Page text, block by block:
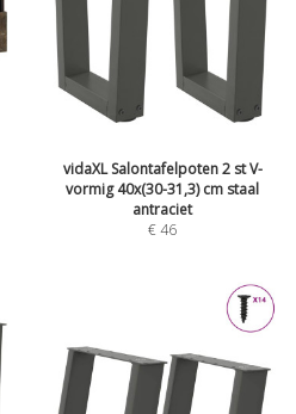
vidaXL Salontafelpoten 2 st V-
vormig 40x(30-31,3) cm staal
antraciet
€46